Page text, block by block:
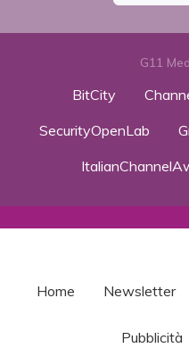
G11
BitCity
SecurityOpenLab
Home Newsletter
Pubblicità